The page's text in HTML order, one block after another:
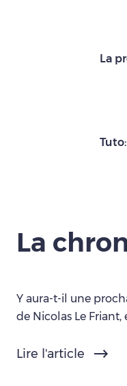
La
La
Y aura-t-il une
de Nicolas Le
Lire l'article